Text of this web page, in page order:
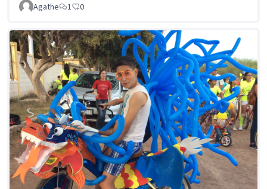
Agathe
1 0